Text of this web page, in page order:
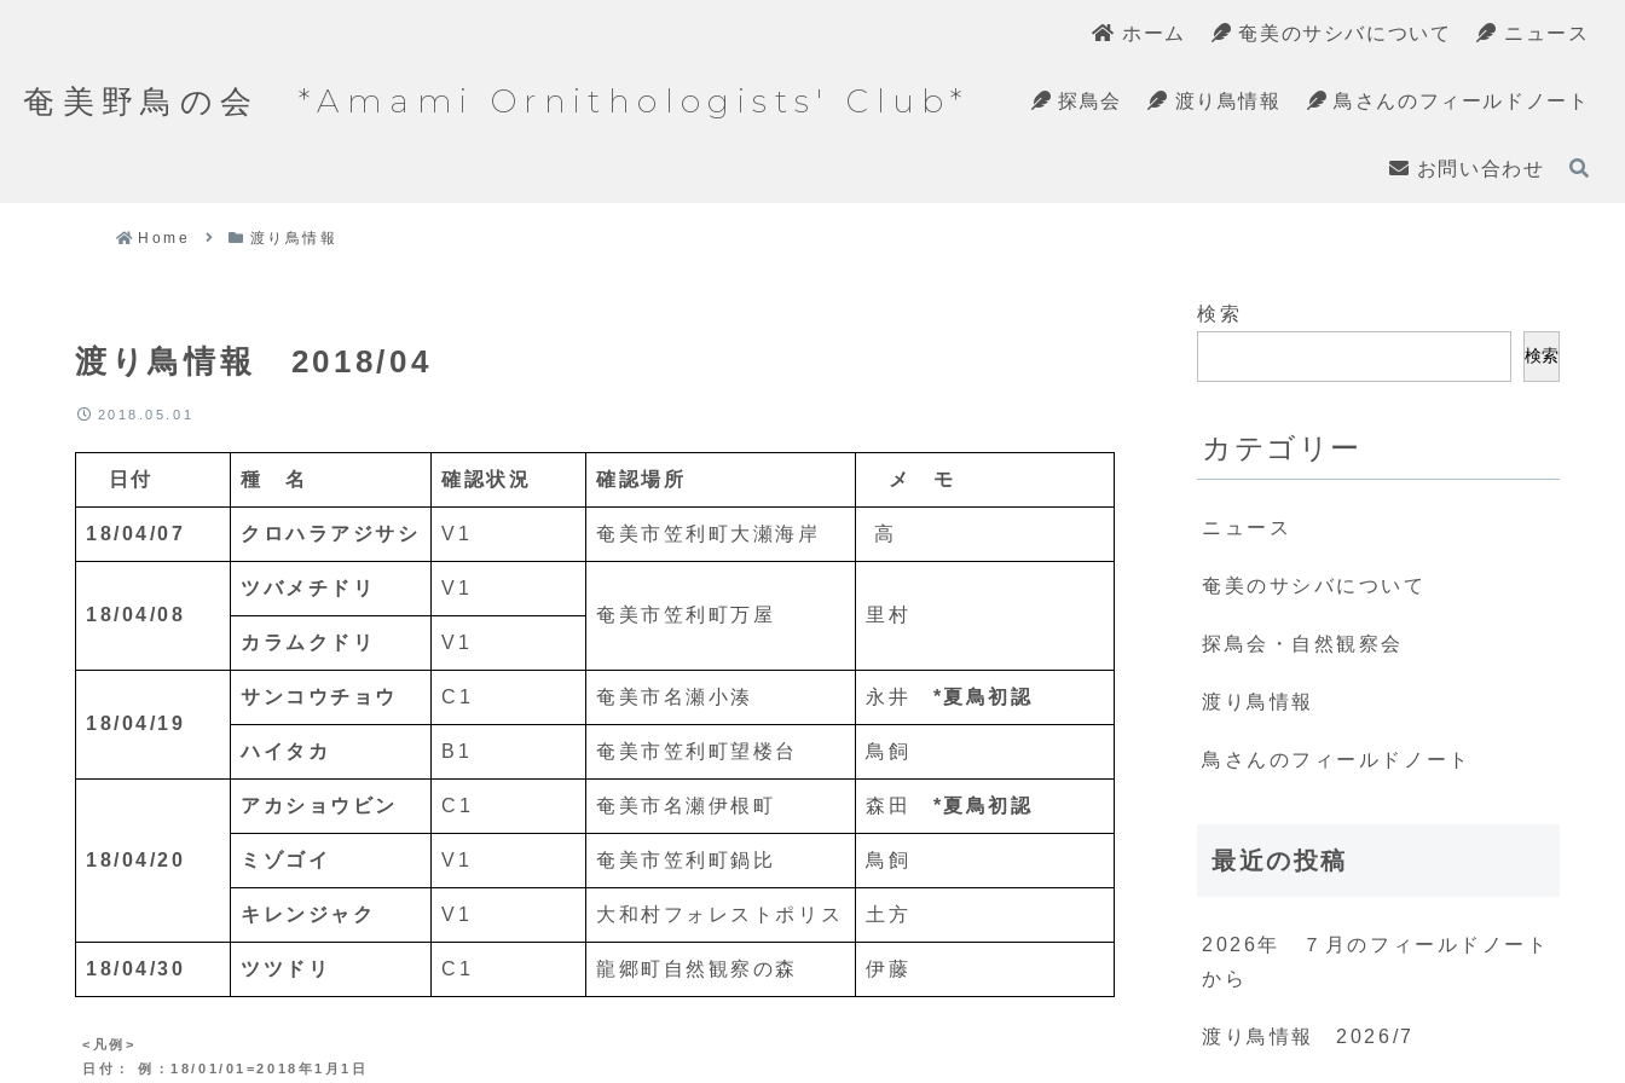
奄美野鳥の会 *Amami Ornithologists' Club*
ホーム 奄美のサシバについて ニュース
探鳥会 渡り鳥情報 鳥さんのフィールドノート
お問い合わせ
Home 渡り鳥情報
渡り鳥情報 2018/04
2018.05.01
日付 種 名 確認状況 確認場所 メ モ
18/04/07 クロハラアジサシ V1 奄美市笠利町大瀬海岸 高
18/04/08
ツバメチドリ
V1
奄美市笠利町万屋
里村
カラムクドリ
V1
18/04/19
サンコウチョウ C1 奄美市名瀬小湊 永井 *夏鳥初認
ハイタカ B1 奄美市笠利町望楼台 鳥飼
18/04/20
アカショウビン C1 奄美市名瀬伊根町 森田 *夏鳥初認
ミゾゴイ V1 奄美市笠利町鍋比 鳥飼
キレンジャク V1 大和村フォレストポリス 土方
18/04/30 ツツドリ C1 龍郷町自然観察の森 伊藤
<凡例>
日付： 例：18/01/01=2018年1月1日
検索
検索
カテゴリー
ニュース
奄美のサシバについて
探鳥会・自然観察会
渡り鳥情報
鳥さんのフィールドノート
最近の投稿
2026年 ７月のフィールドノート
から
渡り鳥情報 2026/7